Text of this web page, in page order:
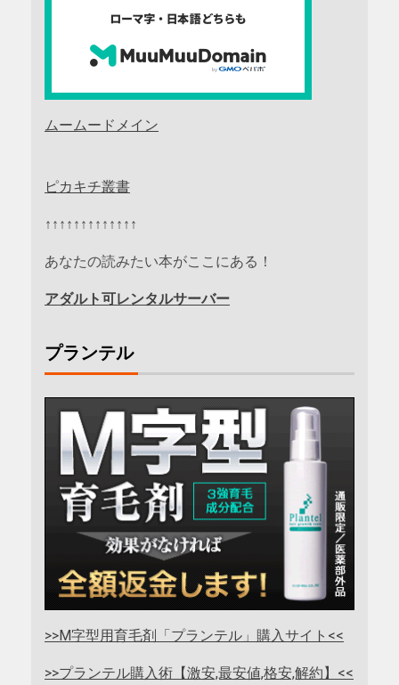
ムームードメイン
ピカキチ叢書
↑↑↑↑↑↑↑↑↑↑↑↑↑
あなたの読みたい本がここにある！
アダルト可レンタルサーバー
プランテル
>>M字型用育毛剤「プランテル」購入サイト<<
>>プランテル購入術【激安,最安値,格安,解約】<<